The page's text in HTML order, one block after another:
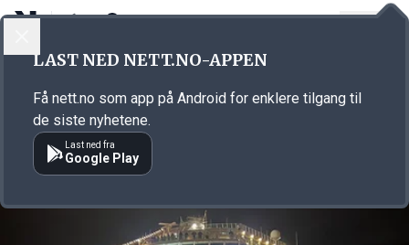
Annonsørinnhold
LAST NED NETT.NO-APPEN
Få nett.no som app på Android for enklere tilgang til
de siste nyhetene.
Last ned fra
Google Play